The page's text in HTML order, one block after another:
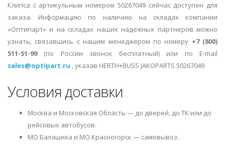
Клипса с артикульным номером 50267049 сейчас доступен для
заказа. Информацию по наличию на складах компании
«Оптипарт» и на складах наших надежных партнеров можно
узнать, связавшись с нашим менеджером по номеру +7 (800)
511-51-99(по России звонок бесплатный) или по E-mail
sales@optipart.ru , указав HERTH+BUSS JAKOPARTS 50267049
Условия доставки
Москва и Московская Область — до дверей, до ТК или до
рейсовых автобусов.
МО Балашиха и МО Красногорск — самовывоз.